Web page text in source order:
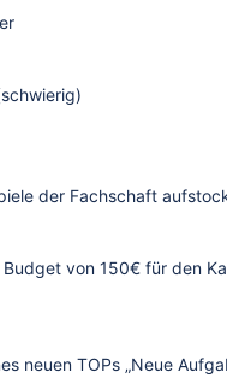
der Fachschaft
von 150€ für den
neuen TOPs „Neue